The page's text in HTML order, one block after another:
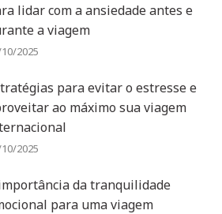
lidar com a ansiedade antes e
a viagem
2025
para evitar o estresse e
ao máximo sua viagem
2025
da tranquilidade
para uma viagem